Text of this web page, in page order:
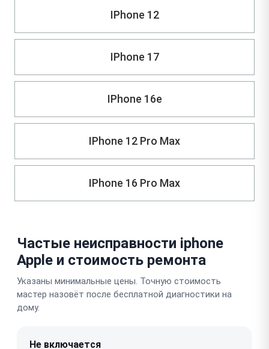
IPhone 12
IPhone 17
IPhone 16e
IPhone 12 Pro Max
IPhone 16 Pro Max
Частые неисправности iphone
Apple и стоимость ремонта
Указаны минимальные цены. Точную стоимость
мастер назовёт после бесплатной диагностики на
дому.
Не включается